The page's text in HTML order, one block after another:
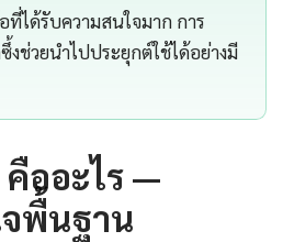
ได้รับความสนใจมาก การ
งช่วยนำไปประยุกต์ใช้ได้อย่างมี
ออะไร —
จพื้นฐาน